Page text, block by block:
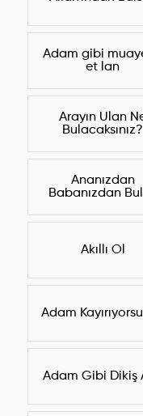
Adam gibi
et lan
Arayın Ulan
Bulacaksınız?
Ananızdan
Babanızdan
Akıllı Ol
Adam
Adam Gibi Dikiş